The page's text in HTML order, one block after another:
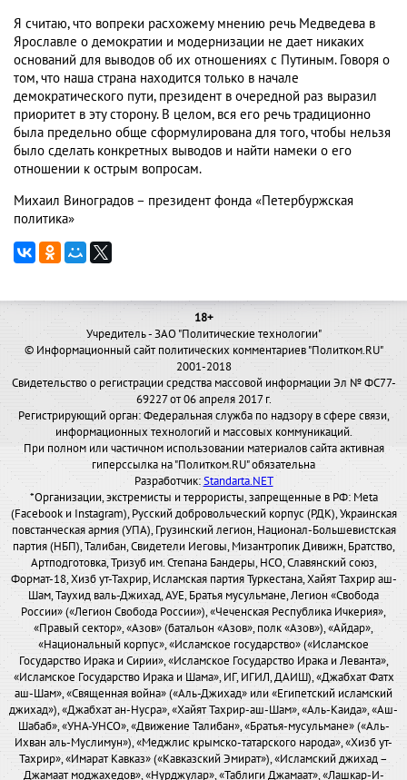
Я считаю, что вопреки расхожему мнению речь Медведева в
Ярославле о демократии и модернизации не дает никаких
оснований для выводов об их отношениях с Путиным. Говоря о
том, что наша страна находится только в начале
демократического пути, президент в очередной раз выразил
приоритет в эту сторону. В целом, вся его речь традиционно
была предельно обще сформулирована для того, чтобы нельзя
было сделать конкретных выводов и найти намеки о его
отношении к острым вопросам.
Михаил Виноградов – президент фонда «Петербуржская
политика»
18+
Учредитель - ЗАО "Политические технологии"
© Информационный сайт политических комментариев "Политком.RU"
2001-2018
Свидетельство о регистрации средства массовой информации Эл № ФС77-
69227 от 06 апреля 2017 г.
Регистрирующий орган: Федеральная служба по надзору в сфере связи,
информационных технологий и массовых коммуникаций.
При полном или частичном использовании материалов сайта активная
гиперссылка на "Политком.RU" обязательна
Разработчик:Standarta.NET
*Организации, экстремисты и террористы, запрещенные в РФ: Meta
(Facebook и Instagram), Русский добровольческий корпус (РДК), Украинская
повстанческая армия (УПА), Грузинский легион, Национал-Большевистская
партия (НБП), Талибан, Свидетели Иеговы, Мизантропик Дивижн, Братство,
Артподготовка, Тризуб им. Степана Бандеры, НСО, Славянский союз,
Формат-18, Хизб ут-Тахрир, Исламская партия Туркестана, Хайят Тахрир аш-
Шам, Таухид валь-Джихад, АУЕ, Братья мусульмане, Легион «Свобода
России» («Легион Свобода России»), «Чеченская Республика Ичкерия»,
«Правый сектор», «Азов» (батальон «Азов», полк «Азов»), «Айдар»,
«Национальный корпус», «Исламское государство» («Исламское
Государство Ирака и Сирии», «Исламское Государство Ирака и Леванта»,
«Исламское Государство Ирака и Шама», ИГ, ИГИЛ, ДАИШ), «Джабхат Фатх
аш-Шам», «Священная война» («Аль-Джихад» или «Египетский исламский
джихад»), «Джабхат ан-Нусра», «Хайят Тахрир-аш-Шам», «Аль-Каида», «Аш-
Шабаб», «УНА-УНСО», «Движение Талибан», «Братья-мусульмане» («Аль-
Ихван аль-Муслимун»), «Меджлис крымско-татарского народа», «Хизб ут-
Тахрир», «Имарат Кавказ» («Кавказский Эмират»), «Исламский джихад –
Джамаат моджахедов», «Нурджулар», «Таблиги Джамаат», «Лашкар-И-